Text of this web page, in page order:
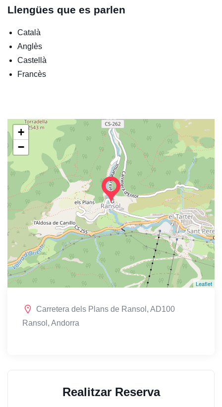
Llengües que es parlen
Català
Anglès
Castellà
Francès
+
−
Leaflet
Carretera dels Plans de Ransol, AD100
Ransol, Andorra
Realitzar Reserva